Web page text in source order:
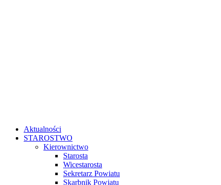
Aktualności
STAROSTWO
Kierownictwo
Starosta
Wicestarosta
Sekretarz Powiatu
Skarbnik Powiatu